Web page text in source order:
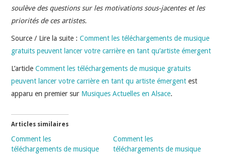
soulève des questions sur les motivations sous-jacentes et les
priorités de ces artistes.
Source / Lire la suite :Comment les téléchargements de musique
gratuits peuvent lancer votre carrière en tant qu’artiste émergent
L’articleComment les téléchargements de musique gratuits
peuvent lancer votre carrière en tant qu artiste émergent est
apparu en premier sur Musiques Actuelles en Alsace.
Articles similaires
Comment les
téléchargements de musique
Comment les
téléchargements de musique